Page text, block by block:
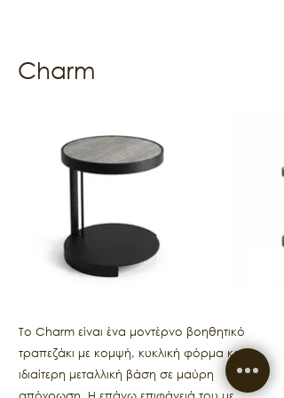
Charm
Το Charm είναι ένα μοντέρνο βοηθητικό
τραπεζάκι με κομψή, κυκλική φόρμα και
ιδιαίτερη μεταλλική βάση σε μαύρη